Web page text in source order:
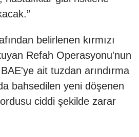
belirlenen kırmızı
Refah Operasyonu'nun
ait tuzdan arındırma
bahsedilen yeni döşenen
ciddi şekilde zarar